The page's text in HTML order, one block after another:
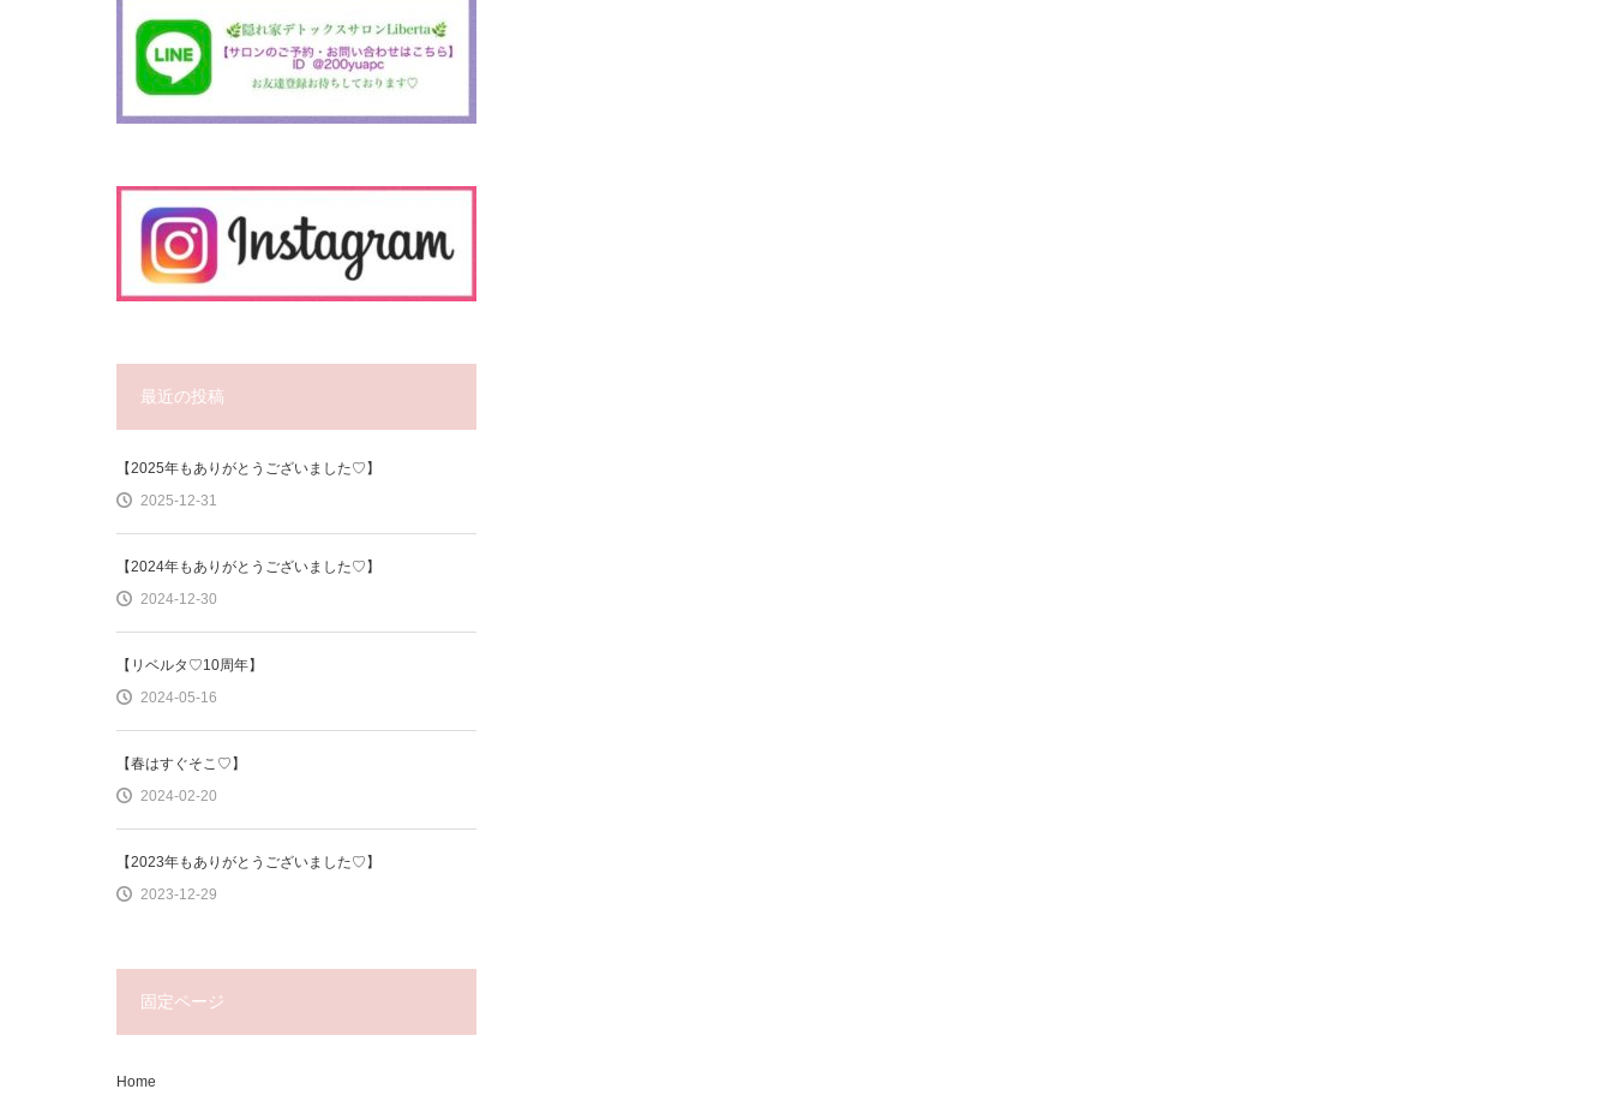
最近の投稿
【2025年もありがとうございました♡】
2025-12-31
【2024年もありがとうございました♡】
2024-12-30
【リベルタ♡10周年】
2024-05-16
【春はすぐそこ♡】
2024-02-20
【2023年もありがとうございました♡】
2023-12-29
固定ページ
Home